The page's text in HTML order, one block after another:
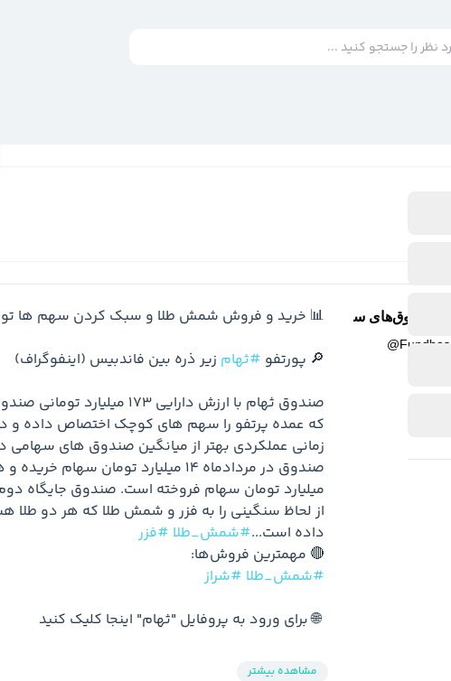
صندوق‌‌های سرمایه‌گذاری -
@
🔎 پورتفو #ثهام
داده است...#شمش_طلا #فزر
🔴 مهمترین فروش‌ها:
#شمش_طلا #شراز
🌐 برای ورود به پروفایل "ثهام" اینجا کلیک کنید
مشاهده بیشتر